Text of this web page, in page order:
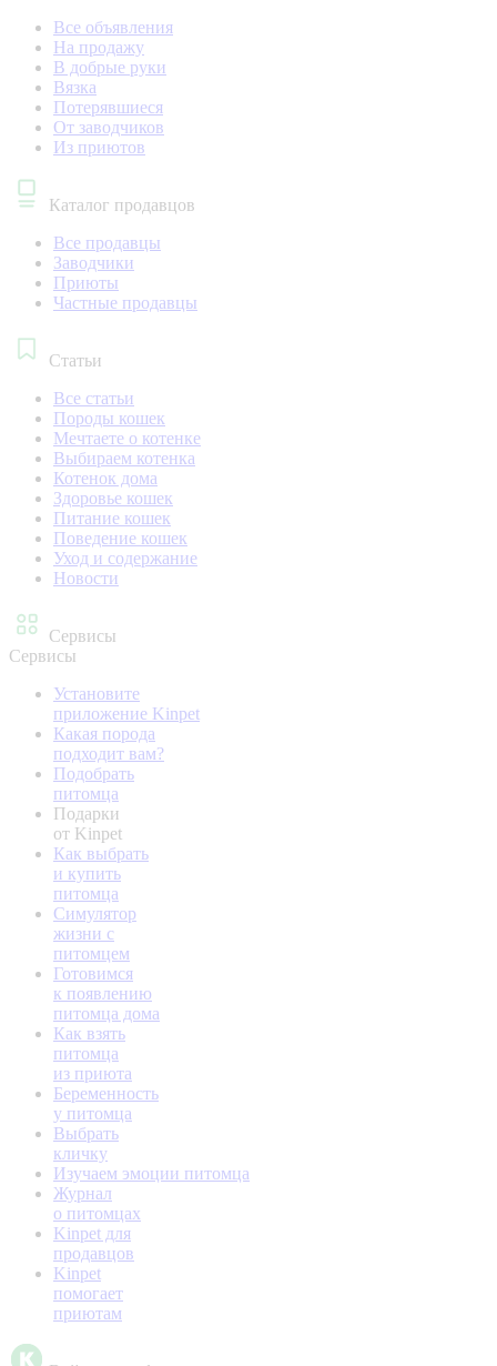
Все объявления
На продажу
В добрые руки
Вязка
Потерявшиеся
От заводчиков
Из приютов
Каталог продавцов
Все продавцы
Заводчики
Приюты
Частные продавцы
Статьи
Все статьи
Породы кошек
Мечтаете о котенке
Выбираем котенка
Котенок дома
Здоровье кошек
Питание кошек
Поведение кошек
Уход и содержание
Новости
Сервисы
Сервисы
Установите
приложение Kinpet
Какая порода
подходит вам?
Подобрать
питомца
Подарки
от Kinpet
Как выбрать
и купить
питомца
Симулятор
жизни с
питомцем
Готовимся
к появлению
питомца дома
Как взять
питомца
из приюта
Беременность
у питомца
Выбрать
кличку
Изучаем эмоции питомца
Журнал
о питомцах
Kinpet для
продавцов
Kinpet
помогает
приютам